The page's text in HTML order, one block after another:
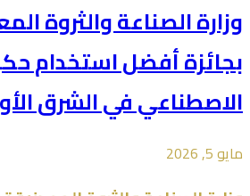
وزارة الصناعة والثروة
بجائزة أفضل استخدام
الاصطناعي في الشرق
مايو 5, 2026